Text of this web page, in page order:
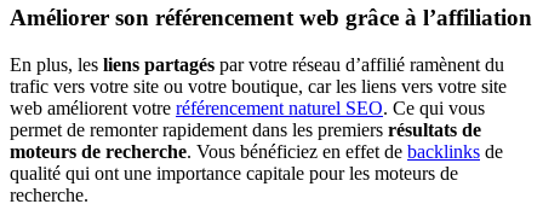
Améliorer son référencement web grâce à l’affiliation
En plus, les liens partagés par votre réseau d’affilié ramènent du
trafic vers votre site ou votre boutique, car les liens vers votre site
web améliorent votre référencement naturel SEO. Ce qui vous
permet de remonter rapidement dans les premiers résultats de
moteurs de recherche. Vous bénéficiez en effet de backlinks de
qualité qui ont une importance capitale pour les moteurs de
recherche.